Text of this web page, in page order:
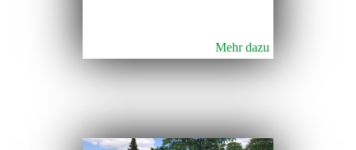
Mehr dazu